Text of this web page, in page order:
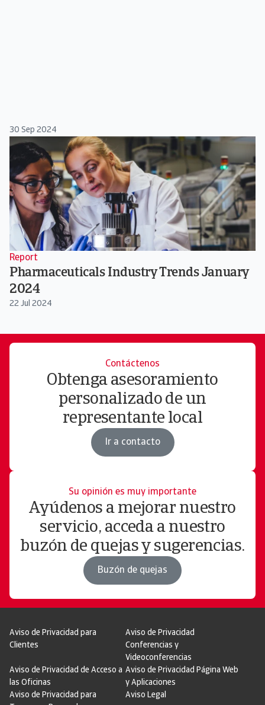
30 Sep 2024
Report
Pharmaceuticals Industry Trends January
2024
22 Jul 2024
Contáctenos
Obtenga asesoramiento
personalizado de un
representante local​
Ir a contacto
Su opinión es muy importante
Ayúdenos a mejorar nuestro
servicio, acceda a nuestro
buzón de quejas y sugerencias.
Buzón de quejas
Aviso de Privacidad para
Clientes
Aviso de Privacidad
Conferencias y
Videoconferencias
Aviso de Privacidad de Acceso a
las Oficinas
Aviso de Privacidad Página Web
y Aplicaciones
Aviso de Privacidad para
Aviso Legal